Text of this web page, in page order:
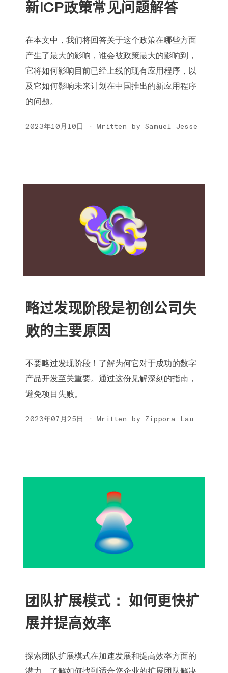
新ICP政策常见问题解答
在本文中，我们将回答关于这个政策在哪些方面
产生了最大的影响，谁会被政策最大的影响到，
它将如何影响目前已经上线的现有应用程序，以
及它如何影响未来计划在中国推出的新应用程序
的问题。
2023年10月10日 · Written by Samuel Jesse
略过发现阶段是初创公司失
败的主要原因
不要略过发现阶段！了解为何它对于成功的数字
产品开发至关重要。通过这份见解深刻的指南，
避免项目失败。
2023年07月25日 · Written by Zippora Lau
团队扩展模式： 如何更快扩
展并提高效率
探索团队扩展模式在加速发展和提高效率方面的
潜力。了解如何找到适合您企业的扩展团队解决